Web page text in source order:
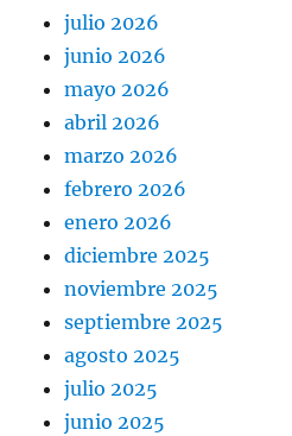
julio 2026
junio 2026
mayo 2026
abril 2026
marzo 2026
febrero 2026
enero 2026
diciembre 2025
noviembre 2025
septiembre 2025
agosto 2025
julio 2025
junio 2025